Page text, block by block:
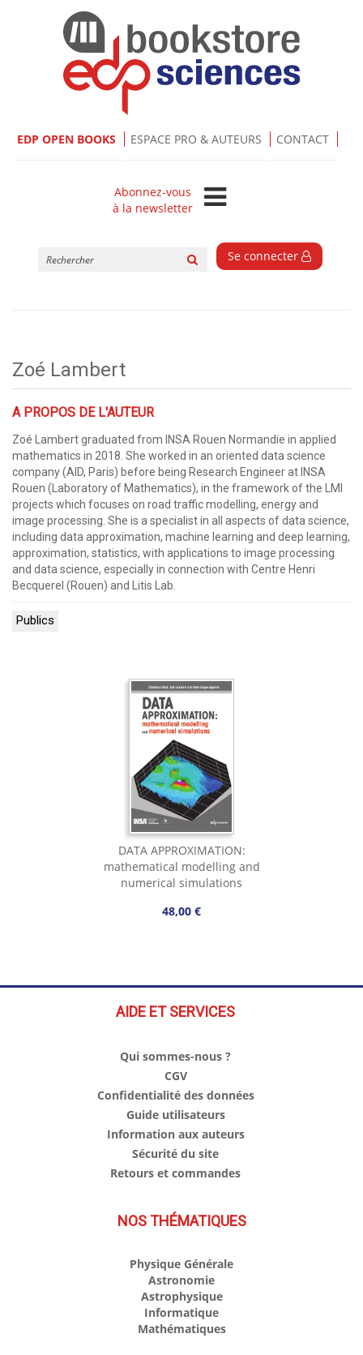
EDP OPEN BOOKS ESPACE PRO & AUTEURS CONTACT
Abonnez-vous
à la newsletter
Se connecter
Zoé Lambert
A PROPOS DE L'AUTEUR
Zoé Lambert graduated from INSA Rouen Normandie in applied
mathematics in 2018. She worked in an oriented data science
company (AID, Paris) before being Research Engineer at INSA
Rouen (Laboratory of Mathematics), in the framework of the LMI
projects which focuses on road traffic modelling, energy and
image processing. She is a specialist in all aspects of data science,
including data approximation, machine learning and deep learning,
approximation, statistics, with applications to image processing
and data science, especially in connection with Centre Henri
Becquerel (Rouen) and Litis Lab.
Publics
DATA APPROXIMATION:
mathematical modelling and
numerical simulations
48,00 €
AIDE ET SERVICES
Qui sommes-nous ?
CGV
Confidentialité des données
Guide utilisateurs
Information aux auteurs
Sécurité du site
Retours et commandes
NOS THÉMATIQUES
Physique Générale
Astronomie
Astrophysique
Informatique
Mathématiques